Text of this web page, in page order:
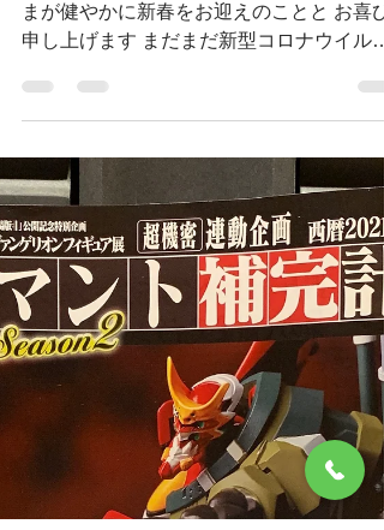
2021年1月1日
読了時間: 1分
🎍年始のご挨拶🎍
申し上げます まだまだ新型コロナウイルス
が猛威を振るっております 新たな年を迎え
るに当たり 世界中全ての人々が １日も早
落ち着いた暮らしが出来る事を願いたいと
います 新しい年も...